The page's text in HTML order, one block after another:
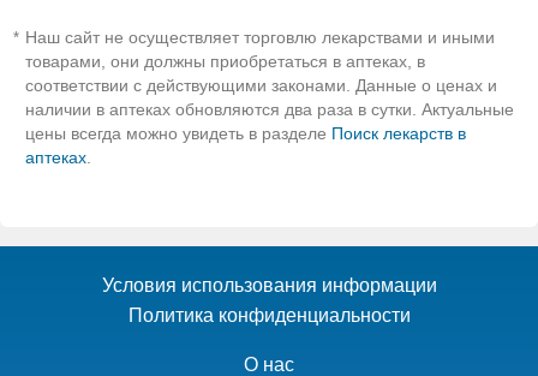
* Наш сайт не осуществляет торговлю лекарствами и иными
товарами, они должны приобретаться в аптеках, в
соответствии с действующими законами. Данные о ценах и
наличии в аптеках обновляются два раза в сутки. Актуальные
цены всегда можно увидеть в разделе Поиск лекарств в
аптеках
Условия использования информации
Политика конфиденциальности
О нас